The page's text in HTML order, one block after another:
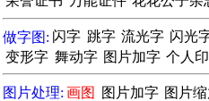
做字图: 闪字 跳字 流光字 闪光
变形字 舞动字 图片加字 个人
图片处理: 画图 图片加字 图片